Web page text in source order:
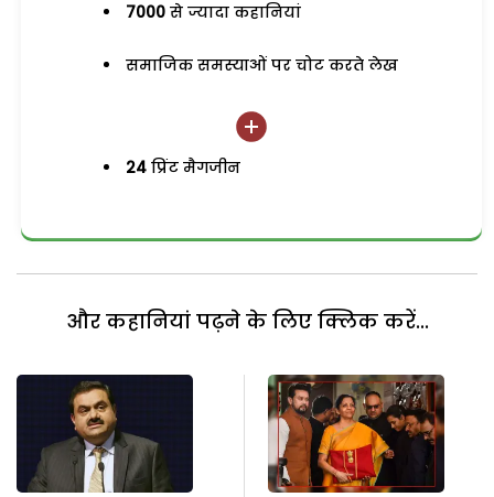
7000 से ज्यादा कहानियां
समाजिक समस्याओं पर चोट करते लेख
24 प्रिंट मैगजीन
और कहानियां पढ़ने के लिए क्लिक करें...